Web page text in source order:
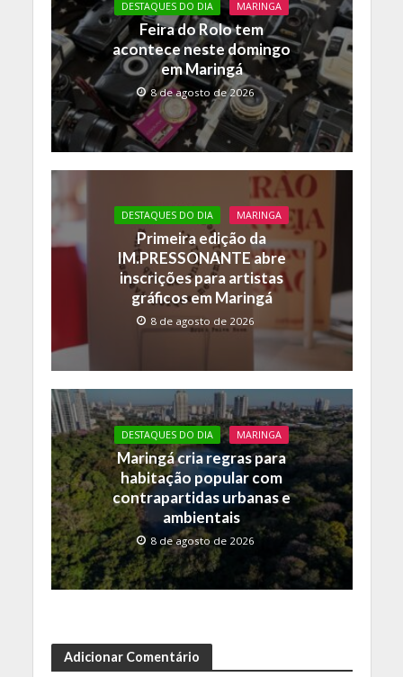
o
k
p
p
n
k
DESTAQUES DO DIA MARINGA
Feira do Rolo tem
acontece neste domingo
em Maringá
8 de agosto de 2026
DESTAQUES DO DIA MARINGA
Primeira edição da
IM.PRESSONANTE abre
inscrições para artistas
gráficos em Maringá
8 de agosto de 2026
DESTAQUES DO DIA MARINGA
Maringá cria regras para
habitação popular com
contrapartidas urbanas e
ambientais
8 de agosto de 2026
Adicionar Comentário